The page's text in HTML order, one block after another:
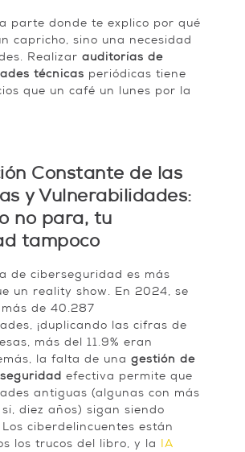
parte donde te explico por qué
capricho, sino una necesidad
Realizar auditorías de
técnicas periódicas tiene
que un café un lunes por la
Constante de las
y Vulnerabilidades:
no para, tu
tampoco
de ciberseguridad es más
un reality show. En 2024, se
de 40.287
¡duplicando las cifras de
más del 11.9% eran
la falta de una gestión de
efectiva permite que
antiguas (algunas con más
diez años) sigan siendo
ciberdelincuentes están
los trucos del libro, y la IA